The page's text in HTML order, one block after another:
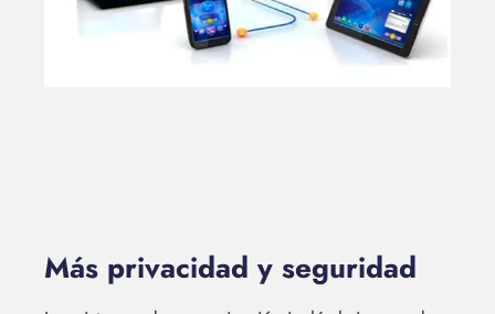
Más privacidad y seguridad